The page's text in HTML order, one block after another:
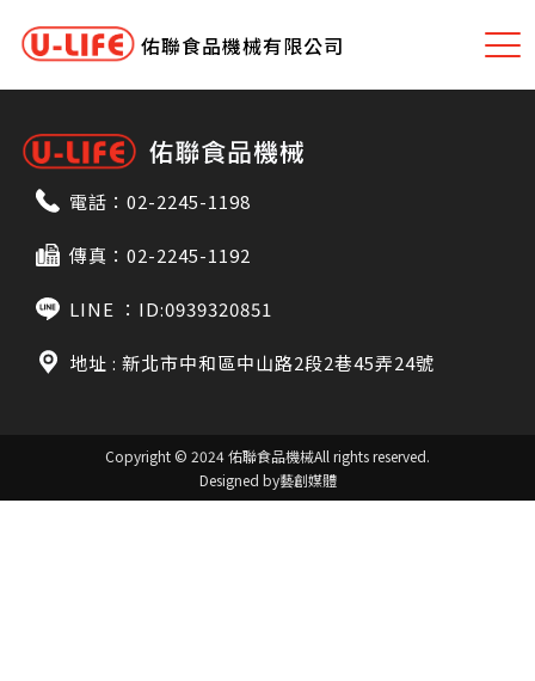
佑聯食品機械有限公司
電話： 02-2245-1198
傳真：02-2245-1192
LINE ： ID:0939320851
地址 : 新北市中和區中山路2段2巷45弄24號
Copyright © 2024 佑聯食品機械All rights reserved.
Designed by藝創媒體